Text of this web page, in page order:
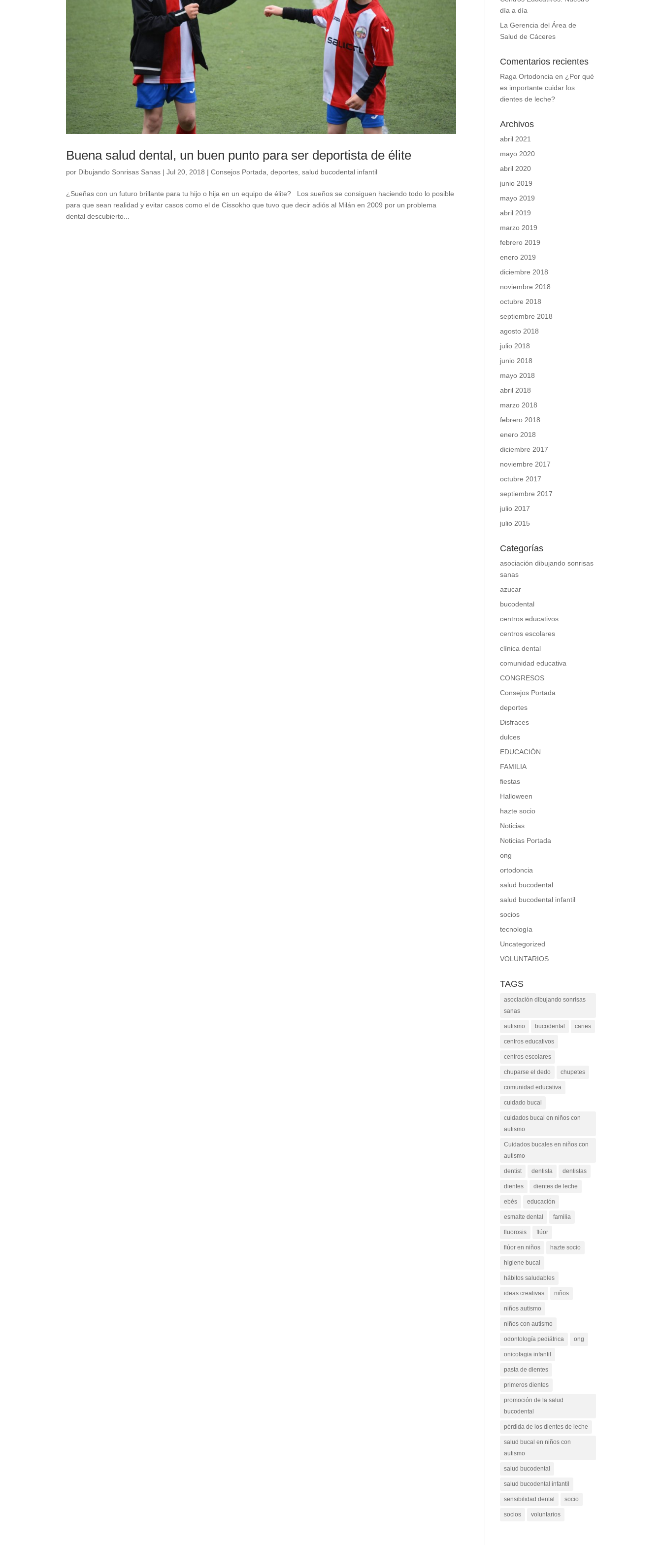
Buena salud dental, un buen punto para ser deportista de élite
por Dibujando Sonrisas Sanas |Jul 20, 2018 |Consejos Portada ,deportes ,salud bucodental infantil
¿Sueñas con un futuro brillante para tu hijo o hija en un equipo de élite? Los sueños se consiguen haciendo todo lo posible
para que sean realidad y evitar casos como el de Cissokho que tuvo que decir adiós al Milán en 2009 por un problema
dental descubierto...
día a día
La Gerencia del Área de
Salud de Cáceres
Comentarios recientes
Raga Ortodoncia en ¿Por qué
es importante cuidar los
dientes de leche?
Archivos
abril 2021
mayo 2020
abril 2020
junio 2019
mayo 2019
abril 2019
marzo 2019
febrero 2019
enero 2019
diciembre 2018
noviembre 2018
octubre 2018
septiembre 2018
agosto 2018
julio 2018
junio 2018
mayo 2018
abril 2018
marzo 2018
febrero 2018
enero 2018
diciembre 2017
noviembre 2017
octubre 2017
septiembre 2017
julio 2017
julio 2015
Categorías
asociación dibujando sonrisas
sanas
azucar
bucodental
centros educativos
centros escolares
clínica dental
comunidad educativa
CONGRESOS
Consejos Portada
deportes
Disfraces
dulces
EDUCACIÓN
FAMILIA
fiestas
Halloween
hazte socio
Noticias
Noticias Portada
ong
ortodoncia
salud bucodental
salud bucodental infantil
socios
tecnología
Uncategorized
VOLUNTARIOS
TAGS
asociación dibujando sonrisas
sanas
autismo bucodental caries
centros educativos
centros escolares
chuparse el dedo chupetes
comunidad educativa
cuidado bucal
cuidados bucal en niños con
autismo
Cuidados bucales en niños con
autismo
dentist dentista dentistas
dientes dientes de leche
ebés educación
esmalte dental familia
fluorosis flúor
flúor en niños hazte socio
higiene bucal
hábitos saludables
ideas creativas niños
niños autismo
niños con autismo
odontología pediátrica ong
onicofagia infantil
pasta de dientes
primeros dientes
promoción de la salud
bucodental
pérdida de los dientes de leche
salud bucal en niños con
autismo
salud bucodental
salud bucodental infantil
sensibilidad dental socio
socios voluntarios